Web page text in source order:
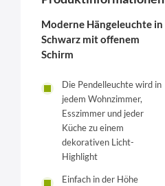
Moderne Hängeleuchte in
Schwarz mit offenem
Schirm
Die Pendelleuchte wird in
jedem Wohnzimmer,
Esszimmer und jeder
Küche zu einem
dekorativen Licht-
Highlight
Einfach in der Höhe